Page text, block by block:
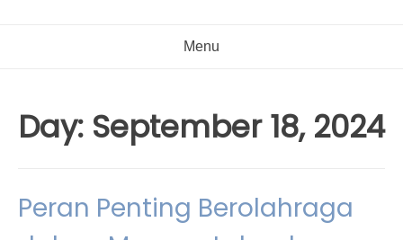
Menu
Day: September 18, 2024
Peran Penting Berolahraga